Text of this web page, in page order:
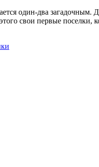
один-два
свои первые поселки,